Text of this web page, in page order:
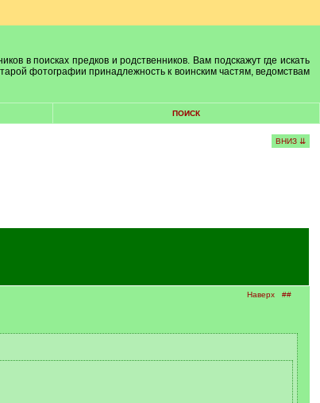
в поисках предков и родственников. Вам подскажут где искать
фотографии принадлежность к воинским частям, ведомствам
ПОИСК
ВНИЗ ⇊
Наверх ##